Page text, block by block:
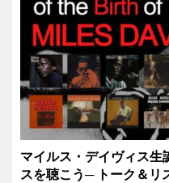
マイルス・デイヴィス生
スを聴こう─ トーク＆リ